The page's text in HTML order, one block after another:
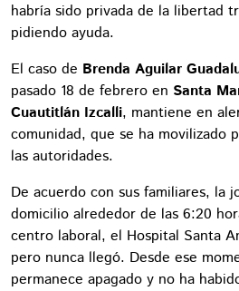
habría sido privada de la libertad
pidiendo ayuda.
El caso de Brenda Aguilar
pasado 18 de febrero en Santa
Cuautitlán Izcalli, mantiene en
comunidad, que se ha movilizado
las autoridades.
De acuerdo con sus familiares, la
domicilio alrededor de las 6:20
centro laboral, el Hospital Santa
pero nunca llegó. Desde ese
permanece apagado y no ha